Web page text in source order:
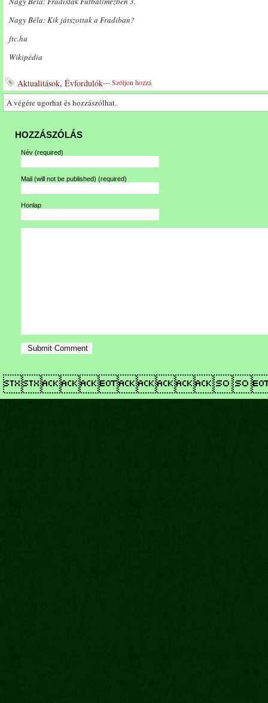
Nagy Béla: Kik játszottak a Fradiban?
ftc.hu
Wikipédia
Aktualitások, Évfordulók---Szóljon hozzá
A végére ugorhat és hozzászólhat.
HOZZÁSZÓLÁS
Név (required)
Mail (will not be published) (required)
Honlap